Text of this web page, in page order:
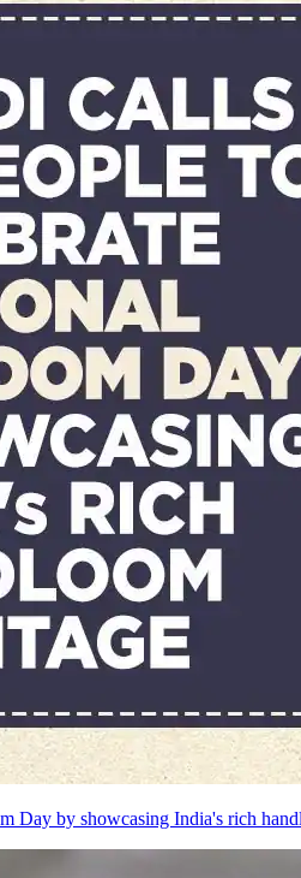
Day by showcasing India's rich